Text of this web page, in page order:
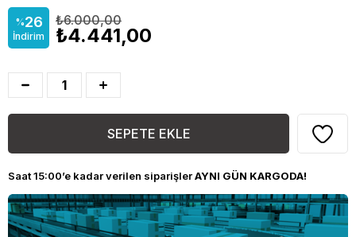
%26
İndirim
₺6.000,00
₺4.441,00
Saat 15:00’e kadar verilen siparişlerAYNI GÜN KARGODA!